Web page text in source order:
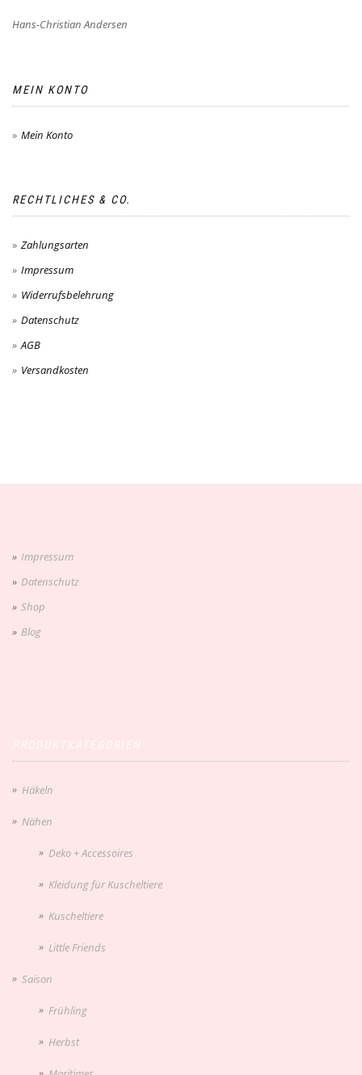
Hans-Christian Andersen
MEIN KONTO
Mein Konto
RECHTLICHES & CO.
Zahlungsarten
Impressum
Widerrufsbelehrung
Datenschutz
AGB
Versandkosten
Impressum
Datenschutz
Shop
Blog
Häkeln
Nähen
Deko + Accessoires
Kleidung für Kuscheltiere
Kuscheltiere
Little Friends
Saison
Frühling
Herbst